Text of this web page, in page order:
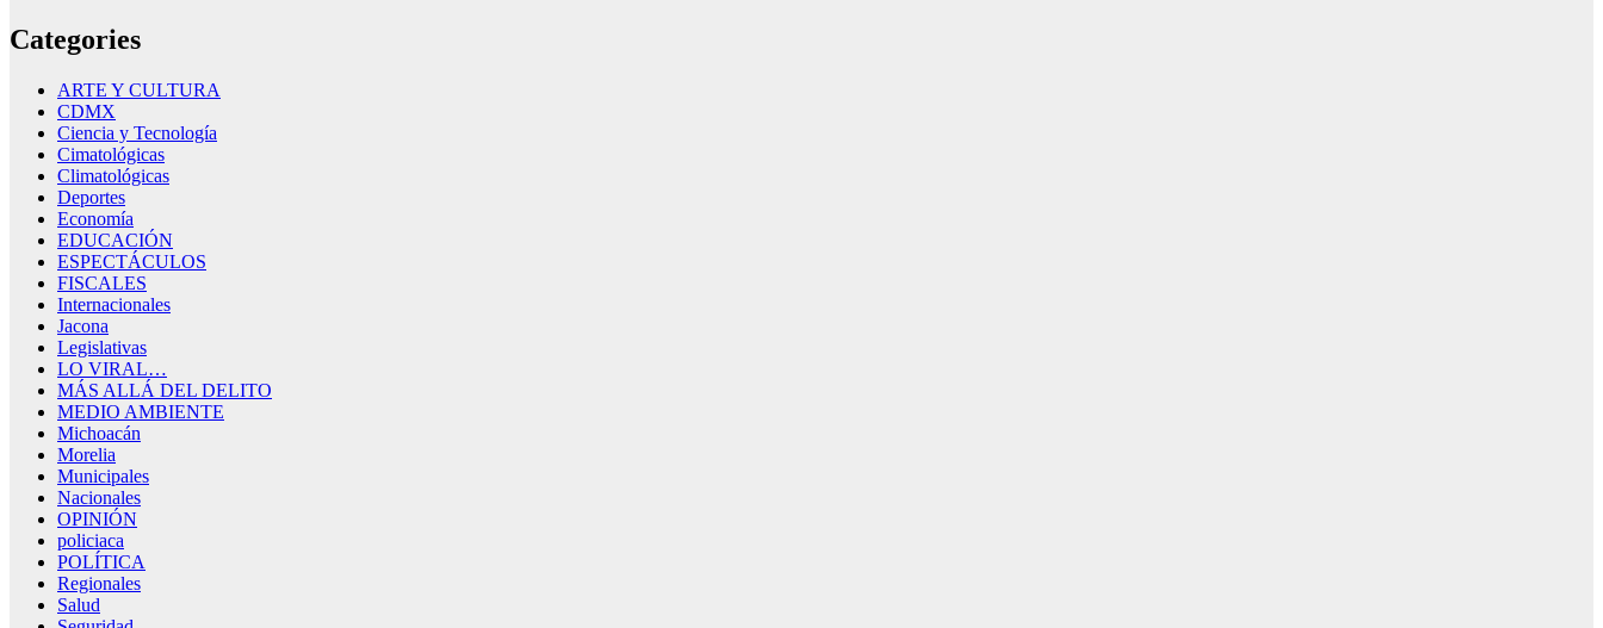
Categories
ARTE Y CULTURA
CDMX
Ciencia y Tecnología
Cimatológicas
Climatológicas
Deportes
Economía
EDUCACIÓN
ESPECTÁCULOS
FISCALES
Internacionales
Jacona
Legislativas
LO VIRAL…
MÁS ALLÁ DEL DELITO
MEDIO AMBIENTE
Michoacán
Morelia
Municipales
Nacionales
OPINIÓN
policiaca
POLÍTICA
Regionales
Salud